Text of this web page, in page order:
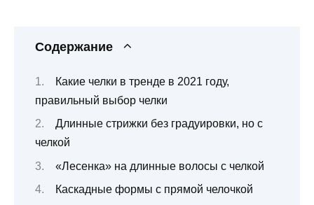
Содержание
Какие челки в тренде в 2021 году,
правильный выбор челки
Длинные стрижки без градуировки, но с
челкой
«Лесенка» на длинные волосы с челкой
Каскадные формы с прямой челочкой